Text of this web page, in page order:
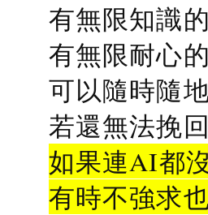
有無限知識
有無限耐心
可以隨時隨
若還無法挽
如果連AI都
有時不強求